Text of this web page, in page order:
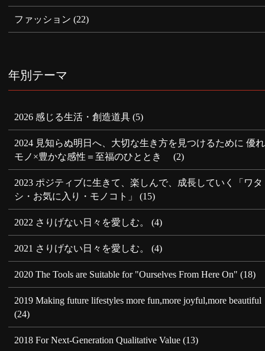
ファッション (22)
年別テーマ
2026 感じる生活・創造道具 (5)
2024 見知らぬ明日へ、大切な生き方を見つけるために 優れ
モノ×豊かな感性＝至福のひととき
(2)
2023 ポジティブに生きて、楽しんで、成長していく「ワタ
シ・お気に入り・モノコト」
(15)
2022 さりげない日々を愛しむ。 (4)
2021 さりげない日々を愛しむ。 (4)
2020 The Tools are Suitable for "Ourselves From Here On" (18)
2019 Making future lifestyles more fun,more joyful,more beautiful
(24)
2018 For Next-Generation Qualitative Value (13)